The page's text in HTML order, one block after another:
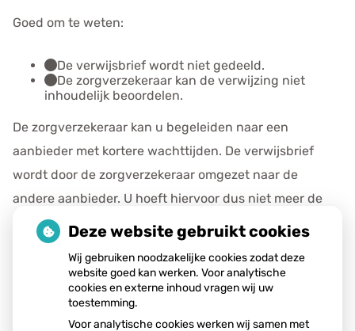
Goed om te weten:
De verwijsbrief wordt niet gedeeld.
De zorgverzekeraar kan de verwijzing niet
inhoudelijk beoordelen.
De zorgverzekeraar kan u begeleiden naar een
aanbieder met kortere wachttijden. De verwijsbrief
wordt door de zorgverzekeraar omgezet naar de
andere aanbieder. U hoeft hiervoor dus niet meer de
huisarts te bellen.
Publicatiedatum:11-05-2026
Deze website gebruikt cookies
Wij gebruiken noodzakelijke cookies zodat deze
website goed kan werken. Voor analytische
cookies en externe inhoud vragen wij uw
toestemming.
Voor analytische cookies werken wij samen met